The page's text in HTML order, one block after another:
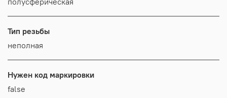
Тип резьбы
неполная
Нужен код маркировки
false